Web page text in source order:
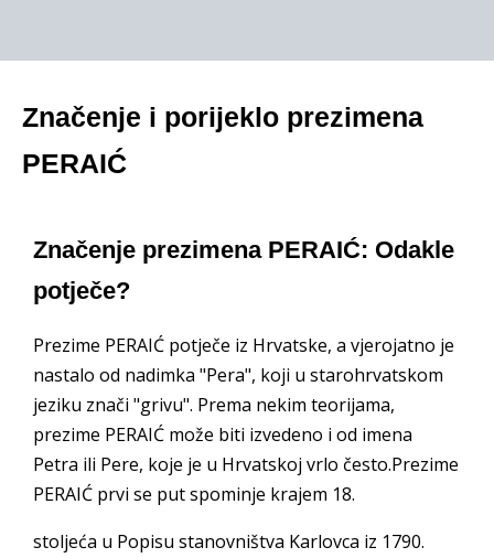
Značenje i porijeklo prezimena
PERAIĆ
Značenje prezimena PERAIĆ: Odakle
potječe?
Prezime PERAIĆ potječe iz Hrvatske, a vjerojatno je
nastalo od nadimka "Pera", koji u starohrvatskom
jeziku znači "grivu". Prema nekim teorijama,
prezime PERAIĆ može biti izvedeno i od imena
Petra ili Pere, koje je u Hrvatskoj vrlo često.Prezime
PERAIĆ prvi se put spominje krajem 18.
stoljeća u Popisu stanovništva Karlovca iz 1790.